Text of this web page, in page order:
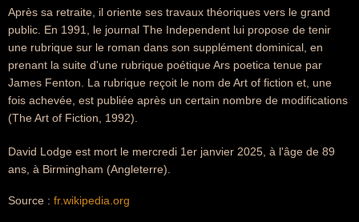
Après sa retraite, il oriente ses travaux théoriques vers le grand
public. En 1991, le journal The Independent lui propose de tenir
une rubrique sur le roman dans son supplément dominical, en
prenant la suite d'une rubrique poétique Ars poetica tenue par
James Fenton. La rubrique reçoit le nom de Art of fiction et, une
fois achevée, est publiée après un certain nombre de modifications
(The Art of Fiction, 1992).
David Lodge est mort le mercredi 1er janvier 2025, à l'âge de 89
ans, à Birmingham (Angleterre).
Source : fr.wikipedia.org